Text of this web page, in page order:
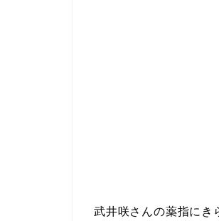
武井咲さんの薬指にき